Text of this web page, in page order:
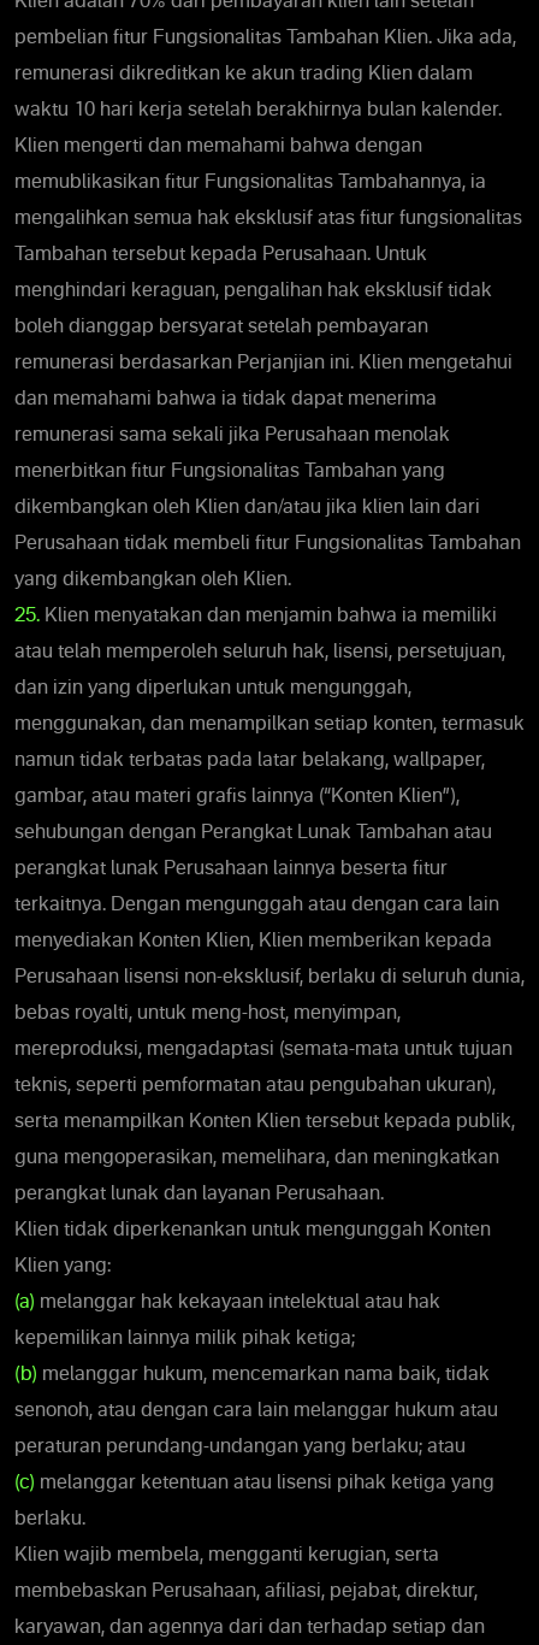
pembelian fitur Fungsionalitas Tambahan Klien. Jika ada,
remunerasi dikreditkan ke akun trading Klien dalam
waktu 10 hari kerja setelah berakhirnya bulan kalender.
Klien mengerti dan memahami bahwa dengan
memublikasikan fitur Fungsionalitas Tambahannya, ia
mengalihkan semua hak eksklusif atas fitur fungsionalitas
Tambahan tersebut kepada Perusahaan. Untuk
menghindari keraguan, pengalihan hak eksklusif tidak
boleh dianggap bersyarat setelah pembayaran
remunerasi berdasarkan Perjanjian ini. Klien mengetahui
dan memahami bahwa ia tidak dapat menerima
remunerasi sama sekali jika Perusahaan menolak
menerbitkan fitur Fungsionalitas Tambahan yang
dikembangkan oleh Klien dan/atau jika klien lain dari
Perusahaan tidak membeli fitur Fungsionalitas Tambahan
yang dikembangkan oleh Klien.
25. Klien menyatakan dan menjamin bahwa ia memiliki
atau telah memperoleh seluruh hak, lisensi, persetujuan,
dan izin yang diperlukan untuk mengunggah,
menggunakan, dan menampilkan setiap konten, termasuk
namun tidak terbatas pada latar belakang, wallpaper,
gambar, atau materi grafis lainnya (“Konten Klien”),
sehubungan dengan Perangkat Lunak Tambahan atau
perangkat lunak Perusahaan lainnya beserta fitur
terkaitnya. Dengan mengunggah atau dengan cara lain
menyediakan Konten Klien, Klien memberikan kepada
Perusahaan lisensi non-eksklusif, berlaku di seluruh dunia,
bebas royalti, untuk meng-host, menyimpan,
mereproduksi, mengadaptasi (semata-mata untuk tujuan
teknis, seperti pemformatan atau pengubahan ukuran),
serta menampilkan Konten Klien tersebut kepada publik,
guna mengoperasikan, memelihara, dan meningkatkan
perangkat lunak dan layanan Perusahaan.
Klien tidak diperkenankan untuk mengunggah Konten
Klien yang:
(a) melanggar hak kekayaan intelektual atau hak
kepemilikan lainnya milik pihak ketiga;
(b) melanggar hukum, mencemarkan nama baik, tidak
senonoh, atau dengan cara lain melanggar hukum atau
peraturan perundang-undangan yang berlaku; atau
(c) melanggar ketentuan atau lisensi pihak ketiga yang
berlaku.
Klien wajib membela, mengganti kerugian, serta
membebaskan Perusahaan, afiliasi, pejabat, direktur,
karyawan, dan agennya dari dan terhadap setiap dan